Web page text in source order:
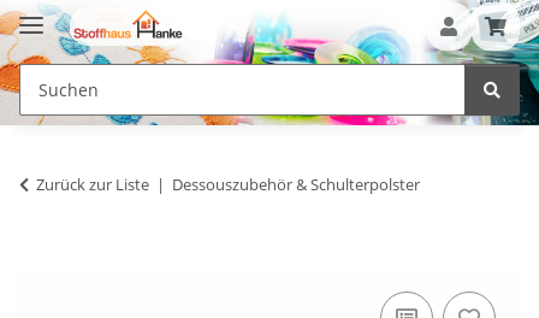
Zurück zur Liste Dessouszubehör & Schulterpolster